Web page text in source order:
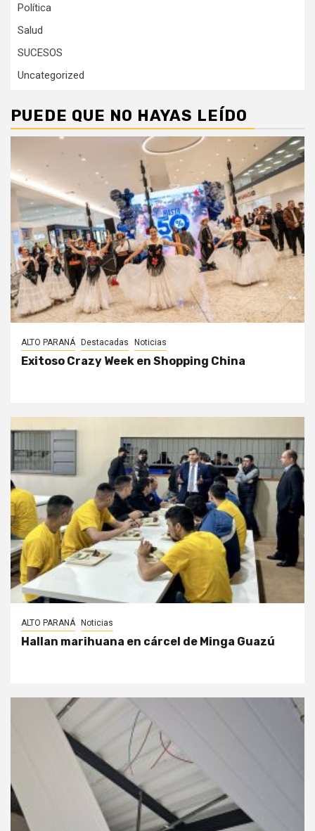
Política
Salud
SUCESOS
Uncategorized
PUEDE QUE NO HAYAS LEÍDO
ALTO PARANÁ Destacadas Noticias
Exitoso Crazy Week en Shopping China
ALTO PARANÁ Noticias
Hallan marihuana en cárcel de Minga Guazú